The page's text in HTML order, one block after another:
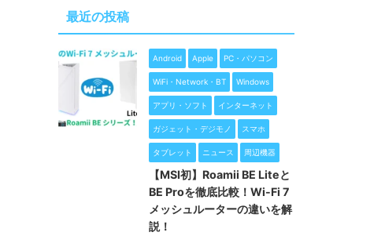
最近の投稿
Android Apple PC・パソコン
WiFi・Network・BT Windows
アプリ・ソフト インターネット
ガジェット・デジモノ スマホ
タブレット ニュース 周辺機器
【MSI初】Roamii BE Liteと
BE Proを徹底比較！Wi-Fi 7
メッシュルーターの違いを解
説！